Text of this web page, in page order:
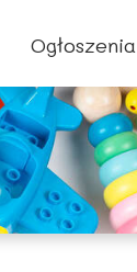
Ogłoszenia